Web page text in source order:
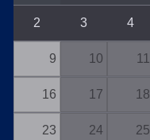
2 3 4
9 10 11
16 17 18
23 24 25